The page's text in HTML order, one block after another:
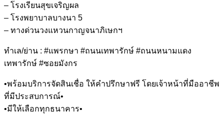
– โรงเรียนสุขเจริญผล
– โรงพยาบาลบางนา 5
– ทางด่วนวงแหวนกาญจนาภิเษกฯ
ทำเล/ย่าน : #แพรกษา #ถนนเทพารักษ์ #ถนนหนามแดง
เทพารักษ์ #ซอยมังกร
•พร้อมบริการจัดสินเชื่อ ให้คำปรึกษาฟรี โดยเจ้าหน้าที่มืออาชีพ
ที่มีประสบการณ์•
•มีให้เลือกทุกธนาคาร•